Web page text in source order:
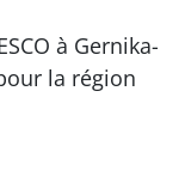
à Gernika-
la région